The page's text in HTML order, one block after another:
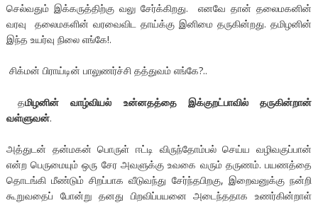
செல்வதும் இக்கருத்திற்கு வலு சேர்க்கிறது. எனவே தான் தலைமகனின்
வரவு தலைமகளின் வரவைவிட தாய்க்கு இனிமை தருகின்றது. தமிழனின்
இந்த உயர்வு நிலை எங்கே!.
சிக்மன் பிராய்டின் பாலுணர்ச்சி தத்துவம் எங்கே?..
தமிழனின் வாழ்வியல் உன்னதத்தை இக்குறட்பாவில் தருகின்றான்
வள்ளுவன்.
அத்துடன் தன்மகன் பொருள் ஈட்டி விருந்தோம்பல் செய்ய வழிவகுப்பான்
என்ற பெருமையும் ஒரு சேர அவளுக்கு உவகை வரும் தருணம். பயணத்தை
தொடங்கி மீண்டும் சிறப்பாக வீடுவந்து சேர்ந்தபிறகு, இறைவனுக்கு நன்றி
கூறுவதைப் போன்று தனது பிறவிப்பயனை அடைந்ததாக உணர்கின்றாள்